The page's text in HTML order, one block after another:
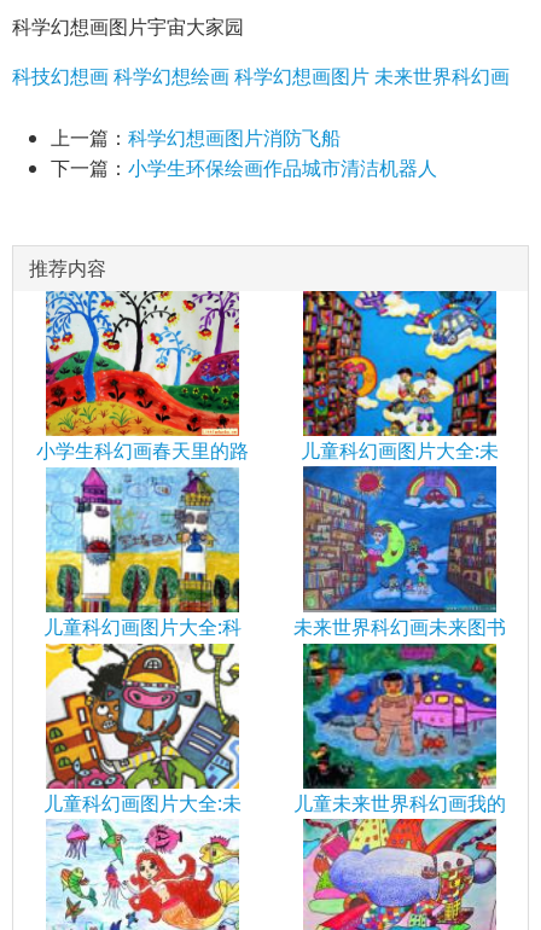
科学幻想画图片宇宙大家园
科技幻想画科学幻想绘画科学幻想画图片未来世界科幻画
上一篇： 科学幻想画图片消防飞船
下一篇： 小学生环保绘画作品城市清洁机器人
推荐内容
小学生科幻画春天里的路 儿童科幻画图片大全:未
儿童科幻画图片大全:科 未来世界科幻画未来图书
儿童科幻画图片大全:未 儿童未来世界科幻画我的